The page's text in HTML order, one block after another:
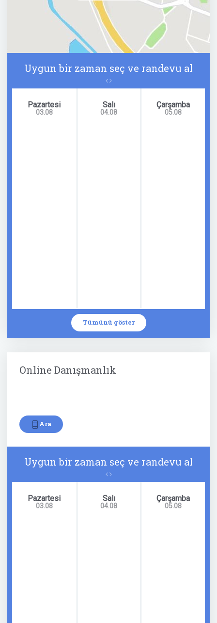
Uygun bir zaman seç ve randevu al
Pazartesi
03.08
Salı
04.08
Çarşamba
05.08
Tümünü göster
Online Danışmanlık
Ara
Uygun bir zaman seç ve randevu al
Pazartesi
03.08
Salı
04.08
Çarşamba
05.08